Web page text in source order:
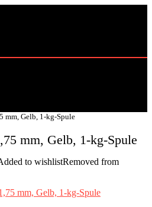
mm, Gelb, 1-kg-Spule
mm, Gelb, 1-kg-Spule
to wishlistRemoved from